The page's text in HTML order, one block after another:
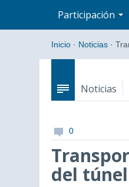
Participación
Inicio · Noticias ·
Noticias
0
del